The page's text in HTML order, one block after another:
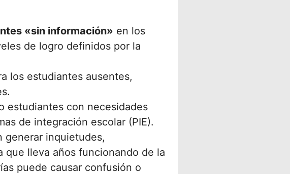
«sin información» en los
de logro definidos por la
los estudiantes ausentes,
estudiantes con necesidades
de integración escolar (PIE).
generar inquietudes,
que lleva años funcionando de la
puede causar confusión o